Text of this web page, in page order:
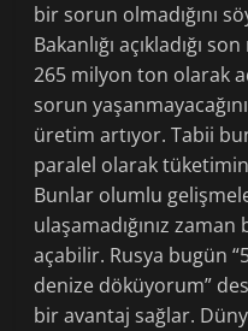
bir sorun olmadığını
Bakanlığı açıkladığı
265 milyon ton olarak
sorun
üretim artıyor. Tabii
paralel olarak tüketimin
Bunlar olumlu
ulaşamadığınız
açabilir. Rusya bugün
denize döküyorum”
bir avantaj sağlar.